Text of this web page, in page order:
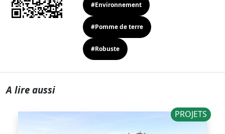
#Environnement
#Pomme de terre
#Robuste
A lire aussi
PROJETS